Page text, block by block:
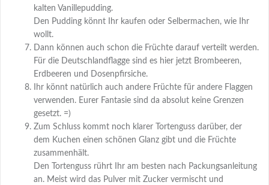
kalten Vanillepudding.
Den Pudding könnt Ihr kaufen oder Selbermachen, wie Ihr
wollt.
Dann können auch schon die Früchte darauf verteilt werden.
Für die Deutschlandflagge sind es hier jetzt Brombeeren,
Erdbeeren und Dosenpfirsiche.
Ihr könnt natürlich auch andere Früchte für andere Flaggen
verwenden. Eurer Fantasie sind da absolut keine Grenzen
gesetzt. =)
Zum Schluss kommt noch klarer Tortenguss darüber, der
dem Kuchen einen schönen Glanz gibt und die Früchte
zusammenhält.
Den Tortenguss rührt Ihr am besten nach Packungsanleitung
an. Meist wird das Pulver mit Zucker vermischt und